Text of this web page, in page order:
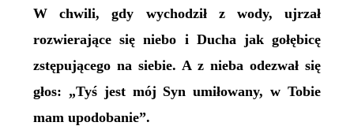
W chwili, gdy wychodził z wody, ujrzał
rozwierające się niebo i Ducha jak gołębicę
zstępującego na siebie. A z nieba odezwał się
głos: „Tyś jest mój Syn umiłowany, w Tobie
mam upodobanie”.